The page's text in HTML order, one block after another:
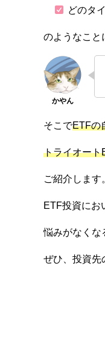
どのタ
のようなこと
そこでETFの
トライオート
ご紹介します
ETF投資にお
悩みがなくな
ぜひ、投資先